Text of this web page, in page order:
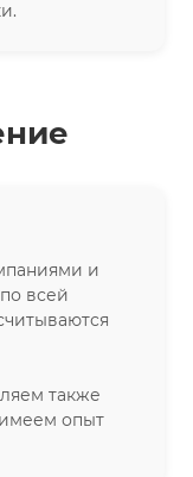
и
всей
также
опыт